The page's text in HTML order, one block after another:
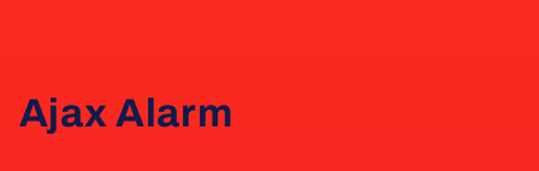
Ajax Alarm